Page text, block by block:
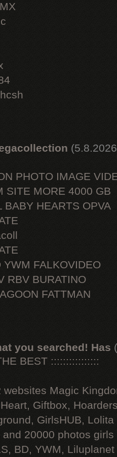
PHOTO IMAGE
SITE MORE 4000 GB
BABY HEARTS OPVA
FALKOVIDEO
RBV BURATINO
FATTMAN
you searched! Has
BEST ::::::::::::::::
websites Magic
Giftbox,
GirlsHUB, Lolita
20000 photos
BD, YWM, Liluplanet